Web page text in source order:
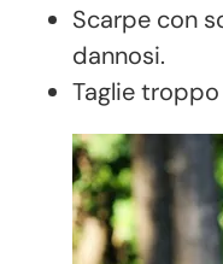
Scarpe con
dannosi.
Taglie